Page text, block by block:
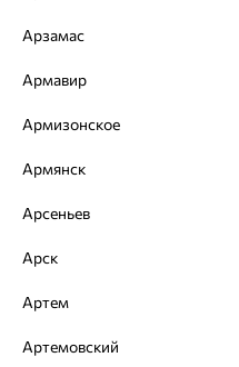
© ООО «Ювелирный дом
На информационном
ОГРН 1044800168379
Арзамас
Армавир
Армизонское
Армянск
Арсеньев
Арск
Артем
Артемовский